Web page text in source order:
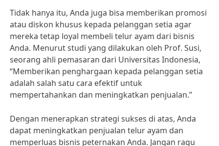
Tidak hanya itu, Anda juga bisa memberikan promosi
atau diskon khusus kepada pelanggan setia agar
mereka tetap loyal membeli telur ayam dari bisnis
Anda. Menurut studi yang dilakukan oleh Prof. Susi,
seorang ahli pemasaran dari Universitas Indonesia,
“Memberikan penghargaan kepada pelanggan setia
adalah salah satu cara efektif untuk
mempertahankan dan meningkatkan penjualan.”
Dengan menerapkan strategi sukses di atas, Anda
dapat meningkatkan penjualan telur ayam dan
memperluas bisnis peternakan Anda. Jangan ragu